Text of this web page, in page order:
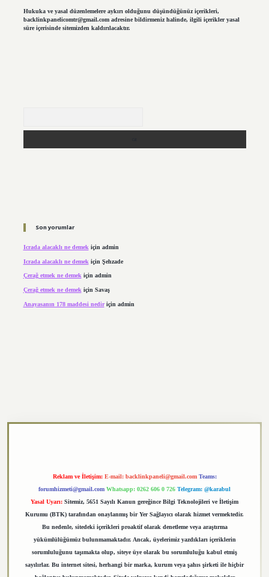
Hukuka ve yasal düzenlemelere aykırı olduğunu düşündüğünüz içerikleri,
backlinkpanelicomtr@gmail.comadresine bildirmeniz halinde, ilgili içerikler yasal
süre içerisinde sitemizden kaldırılacaktır.
Son yorumlar
Icrada alacaklı ne demek için admin
Icrada alacaklı ne demek için Şehzade
Çerağ etmek ne demekiçin admin
Çerağ etmek ne demek için Savaş
Anayasanın 178 maddesi nediriçin admin
Reklam ve İletişim: E-mail: backlinkpaneli@gmail.com Teams:
forumhizmeti@gmail.com Whatsapp: 0262 606 0 726 Telegram: @karabul
Yasal Uyarı: Sitemiz, 5651 Sayılı Kanun gereğince Bilgi Teknolojileri ve İletişim
Kurumu (BTK) tarafından onaylanmış bir Yer Sağlayıcı olarak hizmet vermektedir.
Bu nedenle, sitedeki içerikleri proaktif olarak denetleme veya araştırma
yükümlülüğümüz bulunmamaktadır. Ancak, üyelerimiz yazdıkları içeriklerin
sorumluluğunu taşımakta olup, siteye üye olarak bu sorumluluğu kabul etmiş
sayılırlar. Bu internet sitesi, herhangi bir marka, kurum veya şahıs şirketi ile hiçbir